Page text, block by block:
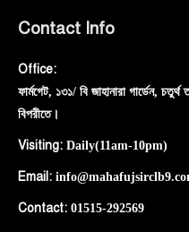
Contact Info
Office:
ফার্মগেট, ১৩১/ বি জাহানারা গার্ডেন,
বিপরীতে।
Visiting: Daily(11am-10pm)
Email:
Contact: 01515-292569